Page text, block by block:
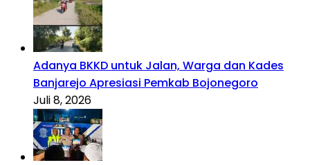
Adanya BKKD untuk Jalan, Warga dan Kades
Banjarejo Apresiasi Pemkab Bojonegoro
Juli 8, 2026